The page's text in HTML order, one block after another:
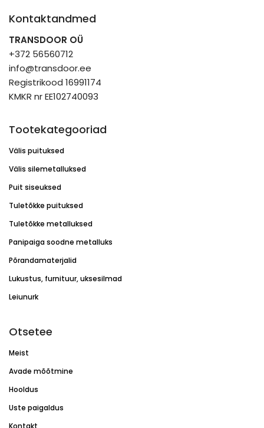
Kontaktandmed
TRANSDOOR OÜ
+372 56560712
info@transdoor.ee
Registrikood 16991174
KMKR nr EE102740093
Tootekategooriad
Välis puituksed
Välis silemetalluksed
Puit siseuksed
Tuletõkke puituksed
Tuletõkke metalluksed
Panipaiga soodne metalluks
Põrandamaterjalid
Lukustus, furnituur, uksesilmad
Leiunurk
Otsetee
Meist
Avade mõõtmine
Hooldus
Uste paigaldus
Kontakt